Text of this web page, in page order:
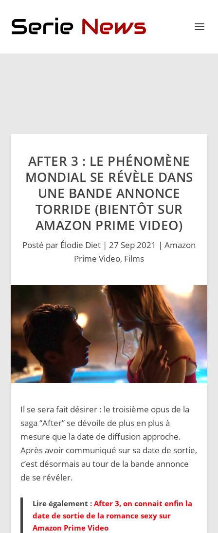
AFTER 3 : LE PHÉNOMÈNE
MONDIAL SE RÉVÈLE DANS
UNE BANDE ANNONCE
TORRIDE (BIENTÔT SUR
AMAZON PRIME VIDEO)
Posté par Élodie Diet | 27 Sep 2021 | Amazon
Prime Video, Films
Il se sera fait désirer : le troisième opus de la
saga “After” se dévoile de plus en plus à
mesure que la date de diffusion approche.
Après avoir communiqué sur sa date de sortie,
c’est désormais au tour de la bande annonce
de se révéler.
Lire également :After 3, on connait enfin la
date de sortie de la romance sexy sur
Amazon Prime Video